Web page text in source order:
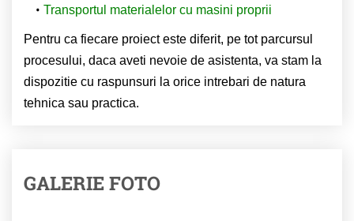
Transportul materialelor cu masini proprii
Pentru ca fiecare proiect este diferit, pe tot parcursul
procesului, daca aveti nevoie de asistenta, va stam la
dispozitie cu raspunsuri la orice intrebari de natura
tehnica sau practica.
GALERIE FOTO